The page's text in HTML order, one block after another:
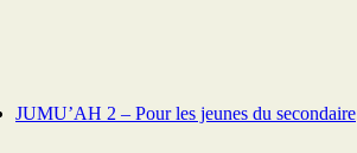
JUMU’AH 2 – Pour les jeunes du secondaire